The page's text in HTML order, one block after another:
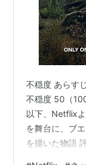
不穏度 あらす
不穏度 50（
以下、Netflix
を舞台に、ブ
を描いた物語